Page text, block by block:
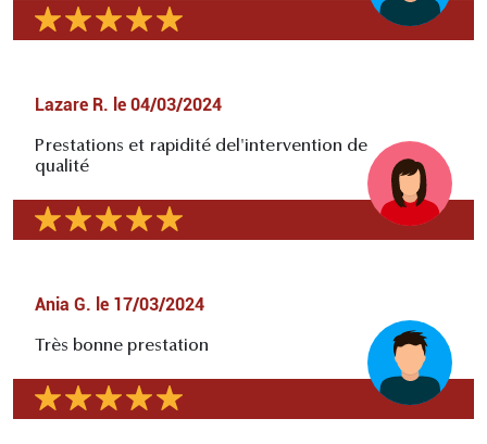
Lazare R. le 04/03/2024
Prestations et rapidité del'intervention de
qualité
Ania G. le 17/03/2024
Très bonne prestation